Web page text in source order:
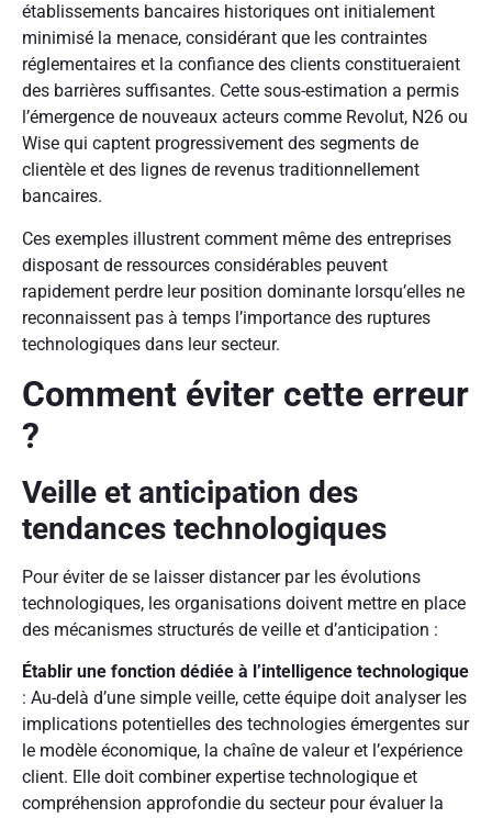
établissements bancaires historiques ont initialement
minimisé la menace, considérant que les contraintes
réglementaires et la confiance des clients constitueraient
des barrières suffisantes. Cette sous-estimation a permis
l’émergence de nouveaux acteurs comme Revolut, N26 ou
Wise qui captent progressivement des segments de
clientèle et des lignes de revenus traditionnellement
bancaires.
Ces exemples illustrent comment même des entreprises
disposant de ressources considérables peuvent
rapidement perdre leur position dominante lorsqu’elles ne
reconnaissent pas à temps l’importance des ruptures
technologiques dans leur secteur.
Comment éviter cette erreur
?
Veille et anticipation des
tendances technologiques
Pour éviter de se laisser distancer par les évolutions
technologiques, les organisations doivent mettre en place
des mécanismes structurés de veille et d’anticipation :
Établir une fonction dédiée à l’intelligence technologique
: Au-delà d’une simple veille, cette équipe doit analyser les
implications potentielles des technologies émergentes sur
le modèle économique, la chaîne de valeur et l’expérience
client. Elle doit combiner expertise technologique et
compréhension approfondie du secteur pour évaluer la